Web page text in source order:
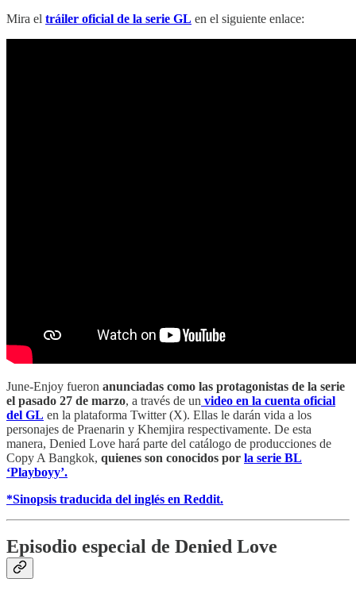
Mira el tráiler oficial de la serie GL en el siguiente enlace:
June-Enjoy fueron anunciadas como las protagonistas de la serie
el pasado 27 de marzo, a través de un video en la cuenta oficial
del GL en la plataforma Twitter (X). Ellas le darán vida a los
personajes de Praenarin y Khemjira respectivamente. De esta
manera, Denied Love hará parte del catálogo de producciones de
Copy A Bangkok, quienes son conocidos por la serie BL
‘Playboyy’.
*Sinopsis traducida del inglés en Reddit.
Episodio especial de Denied Love